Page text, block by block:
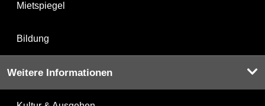
Mietspiegel
Bildung
Weitere Informationen